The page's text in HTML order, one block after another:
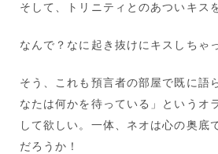
そして、トリニティとのあついキス
なんで？なに起き抜けにキスしちゃ
そう、これも預言者の部屋で既に語
なたは何かを待っている」というオ
して欲しい。一体、ネオは心の奥底
だろうか！